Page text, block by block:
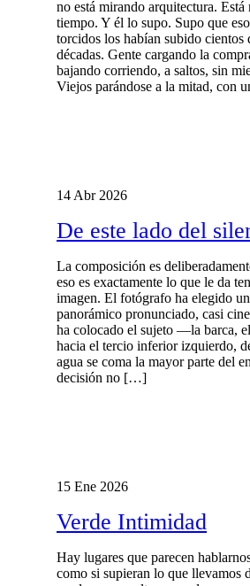
no está mirando arquitectura. Está
tiempo. Y él lo supo. Supo que
torcidos los habían subido cientos
décadas. Gente cargando la
bajando corriendo, a saltos, sin
Viejos parándose a la mitad, con
14 Abr 2026
De este lado del
La composición es
eso es exactamente lo que le da
imagen. El fotógrafo ha elegido
panorámico pronunciado, casi
ha colocado el sujeto —la barca,
hacia el tercio inferior izquierdo,
agua se coma la mayor parte del
decisión no […]
15 Ene 2026
Verde Intimidad
Hay lugares que parecen
como si supieran lo que llevamos